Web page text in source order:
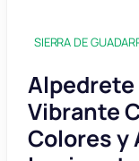
SIERRA DE
Alpedrete
Vibrante
Colores y